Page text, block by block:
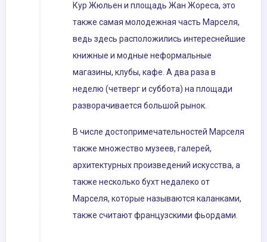
Кур Жюльен и площадь Жан Жореса, это
также самая молодежная часть Марселя,
ведь здесь расположились интереснейшие
книжные и модные неформальные
магазины, клубы, кафе. А два раза в
неделю (четверг и суббота) на площади
разворачивается большой рынок.
В числе достопримечательностей Марселя
также множество музеев, галерей,
архитектурных произведений искусства, а
также несколько бухт недалеко от
Марселя, которые называются каланками,
также считают французскими фьордами.